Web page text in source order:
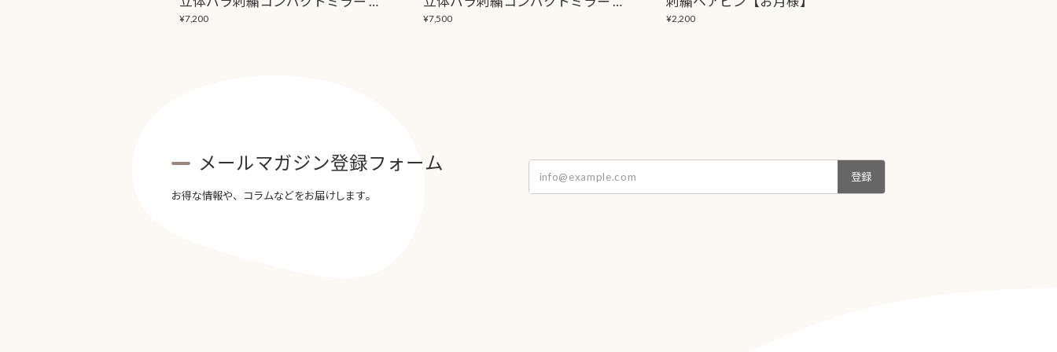
¥7,200 ¥7,500 ¥2,200
メールマガジン登録フォーム
お得な情報や、コラムなどをお届けします。
登録